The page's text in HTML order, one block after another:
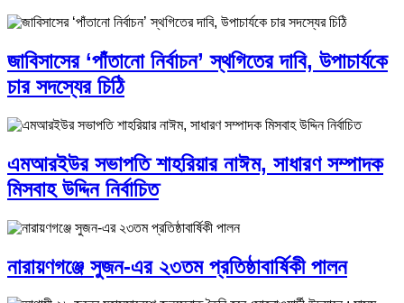
জাবিসাসের ‘পাঁতানো নির্বাচন’ স্থগিতের দাবি, উপাচার্যকে
চার সদস্যের চিঠি
এমআরইউর সভাপতি শাহরিয়ার নাঈম, সাধারণ সম্পাদক
মিসবাহ উদ্দিন নির্বাচিত
নারায়ণগঞ্জে সুজন-এর ২৩তম প্রতিষ্ঠাবার্ষিকী পালন